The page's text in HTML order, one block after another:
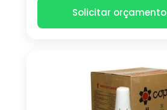
Solicitar orçamento